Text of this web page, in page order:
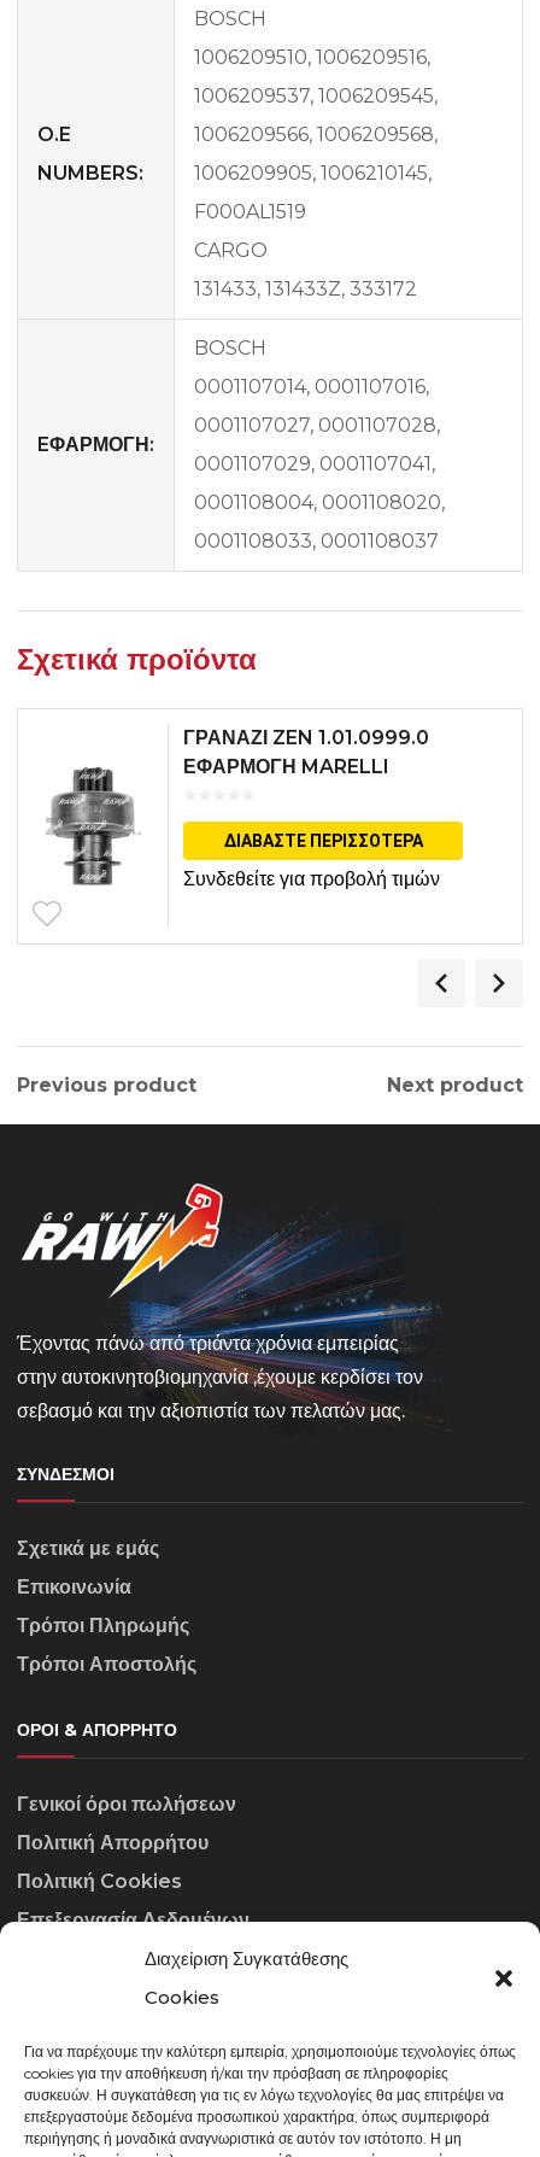
Διαχείριση Συγκατάθεσης
Cookies
Για να παρέχουμε την καλύτερη εμπειρία, χρησιμοποιούμε τεχνολογίες όπως
cookies για την αποθήκευση ή/και την πρόσβαση σε πληροφορίες
συσκευών. Η συγκατάθεση για τις εν λόγω τεχνολογίες θα μας επιτρέψει να
επεξεργαστούμε δεδομένα προσωπικού χαρακτήρα, όπως συμπεριφορά
περιήγησης ή μοναδικά αναγνωριστικά σε αυτόν τον ιστότοπο. Η μη
O.E
NUMBERS:
BOSCH
1006209510, 1006209516,
1006209537, 1006209545,
1006209566, 1006209568,
1006209905, 1006210145,
F000AL1519
CARGO
131433, 131433Z, 333172
EΦΑΡΜΟΓΗ:
BOSCH
0001107014, 0001107016,
0001107027, 0001107028,
0001107029, 0001107041,
0001108004, 0001108020,
0001108033, 0001108037
Σχετικά προϊόντα
ΓΡΑΝΑΖΙ ZEN 1.01.0999.0
ΕΦΑΡΜΟΓΗ MARELLI
ΔΙΑΒΆΣΤΕ ΠΕΡΙΣΣΌΤΕΡΑ
Συνδεθείτε για προβολή τιμών
Previous product Next product
Έχοντας πάνω από τριάντα χρόνια εμπειρίας
στην αυτοκινητοβιομηχανία ,έχουμε κερδίσει τον
σεβασμό και την αξιοπιστία των πελατών μας.
ΣΎΝΔΕΣΜΟΙ
Σχετικά με εμάς
Επικοινωνία
Τρόποι Πληρωμής
Τρόποι Αποστολής
ΌΡΟΙ & ΑΠΌΡΡΗΤΟ
Γενικοί όροι πωλήσεων
Πολιτική Απορρήτου
Πολιτική Cookies
Επεξεργασία Δεδομένων
ΣΤΟΙΧΕΊΑ ΕΠΙΚΟΙΝΩΝΊΑΣ
info@gowithraw.gr
24310 35062